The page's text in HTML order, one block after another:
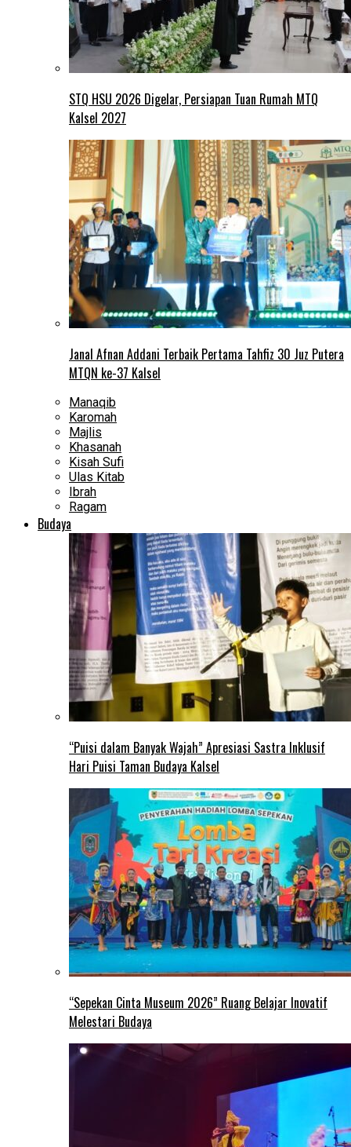
STQ HSU 2026 Digelar, Persiapan Tuan Rumah MTQ
Kalsel 2027
Janal Afnan Addani Terbaik Pertama Tahfiz 30 Juz Putera
MTQN ke-37 Kalsel
Manaqib
Karomah
Majlis
Khasanah
Kisah Sufi
Ulas Kitab
Ibrah
Ragam
Budaya
“Puisi dalam Banyak Wajah” Apresiasi Sastra Inklusif
Hari Puisi Taman Budaya Kalsel
“Sepekan Cinta Museum 2026” Ruang Belajar Inovatif
Melestari Budaya